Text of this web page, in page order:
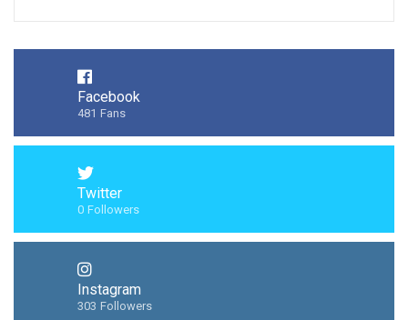
Facebook
481 Fans
Twitter
0 Followers
Instagram
303 Followers